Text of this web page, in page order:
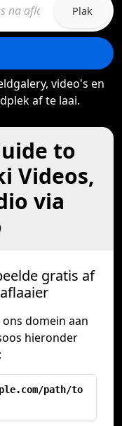
Plak
video's en
af te laai.
to
Videos,
via
gratis af
domein aan
hieronder
path/to